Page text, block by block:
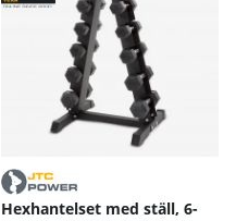
Hexhantelset med ställ, 6-